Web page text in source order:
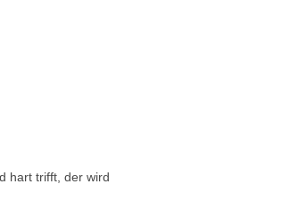
hart trifft, der wird